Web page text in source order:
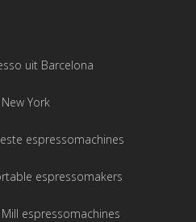
uit Barcelona
York
espressomachines
espressomakers
espressomachines